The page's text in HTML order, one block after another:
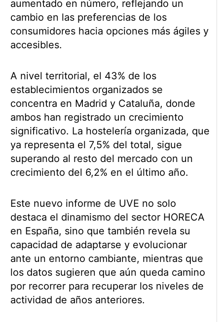
aumentado en número, reflejando un
cambio en las preferencias de los
consumidores hacia opciones más ágiles y
accesibles.
A nivel territorial, el 43% de los
establecimientos organizados se
concentra en Madrid y Cataluña, donde
ambos han registrado un crecimiento
significativo. La hostelería organizada, que
ya representa el 7,5% del total, sigue
superando al resto del mercado con un
crecimiento del 6,2% en el último año.
Este nuevo informe de UVE no solo
destaca el dinamismo del sector HORECA
en España, sino que también revela su
capacidad de adaptarse y evolucionar
ante un entorno cambiante, mientras que
los datos sugieren que aún queda camino
por recorrer para recuperar los niveles de
actividad de años anteriores.